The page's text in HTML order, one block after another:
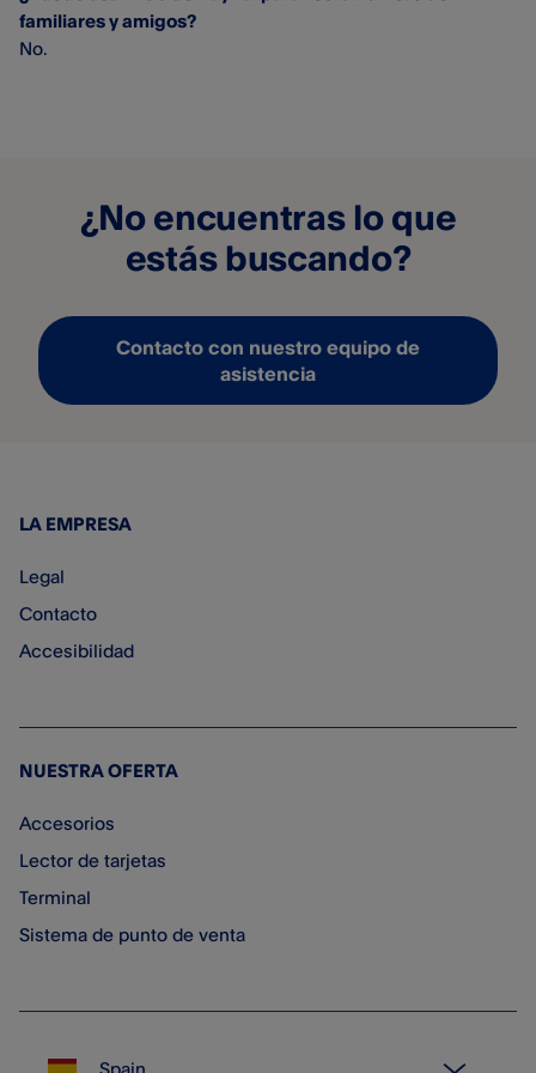
familiares y amigos?
No.
¿No encuentras lo que
estás buscando?
Contacto con nuestro equipo de
asistencia
LA EMPRESA
Legal
Contacto
Accesibilidad
NUESTRA OFERTA
Accesorios
Lector de tarjetas
Terminal
Sistema de punto de venta